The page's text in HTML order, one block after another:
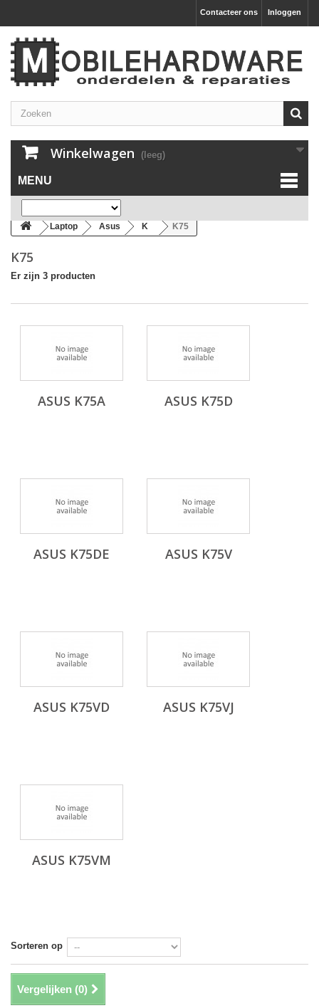
Inloggen
Contacteer ons
Winkelwagen (leeg)
MENU
Laptop Asus K K75
K75
Er zijn 3 producten
ASUS K75A ASUS K75D
ASUS K75DE ASUS K75V
ASUS K75VD ASUS K75VJ
ASUS K75VM
Sorteren op
Vergelijken (0)